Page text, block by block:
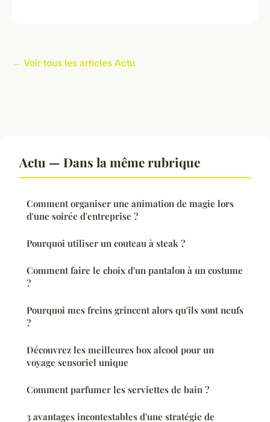
← Voir tous les articles Actu
Actu — Dans la même rubrique
Comment organiser une animation de magie lors
d'une soirée d'entreprise ?
Pourquoi utiliser un couteau à steak ?
Comment faire le choix d'un pantalon à un costume
?
Pourquoi mes freins grincent alors qu'ils sont neufs
?
Découvrez les meilleures box alcool pour un
voyage sensoriel unique
Comment parfumer les serviettes de bain ?
3 avantages incontestables d'une stratégie de